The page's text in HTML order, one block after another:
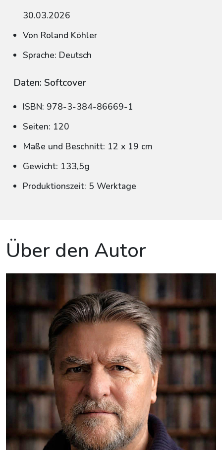
30.03.2026
Von Roland Köhler
Sprache: Deutsch
Daten: Softcover
ISBN: 978-3-384-86669-1
Seiten: 120
Maße und Beschnitt: 12 x 19 cm
Gewicht: 133,5g
Produktionszeit: 5 Werktage
Über den Autor